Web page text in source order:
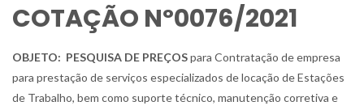
COTAÇÃO Nº0076/2021
OBJETO: PESQUISA DE PREÇOSpara Contratação de empresa
para prestação de serviços especializados de locação de Estações
de Trabalho, bem como suporte técnico, manutenção corretiva e